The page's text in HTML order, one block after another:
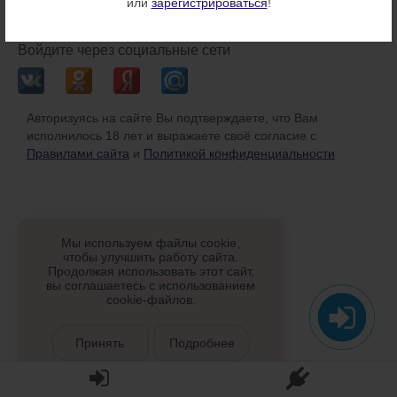
Войдите через социальные сети
Авторизуясь на сайте Вы подтверждаете, что Вам
исполнилось 18 лет и выражаете своё согласие с
Правилами сайта и Политикой конфиденциальности
Мы используем файлы cookie,
чтобы улучшить работу сайта.
Продолжая использовать этот сайт,
вы соглашаетесь с использованием
cookie-файлов.
Принять Подробнее